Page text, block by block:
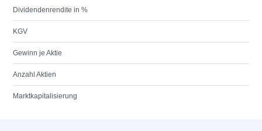
Dividendenrendite in %
KGV
Gewinn je Aktie
Anzahl Aktien
Marktkapitalisierung